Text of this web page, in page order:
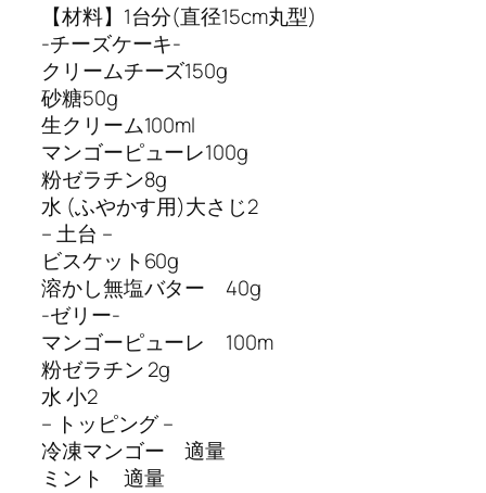
【材料】1台分(直径15cm丸型)
-チーズケーキ-
クリームチーズ150g
砂糖50g
生クリーム100ml
マンゴーピューレ100g
粉ゼラチン8g
水 (ふやかす用)大さじ2
– 土台 –
ビスケット60g
溶かし無塩バター 40g
-ゼリー-
マンゴーピューレ 100m
粉ゼラチン 2g
水 小2
– トッピング –
冷凍マンゴー 適量
ミント 適量